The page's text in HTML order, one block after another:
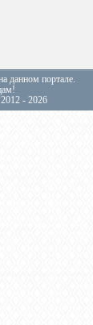
данном портале.
- 2026